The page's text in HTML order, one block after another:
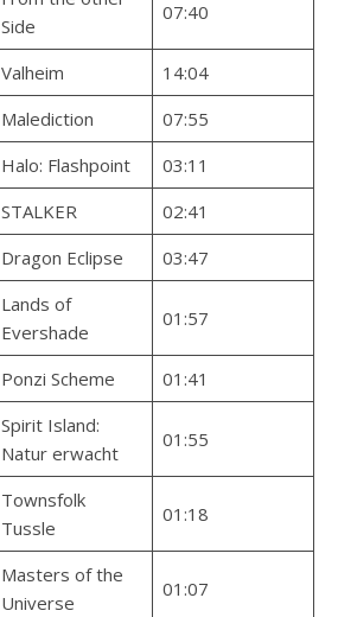
Side
07:40
Valheim
14:04
Malediction
07:55
Halo: Flashpoint
03:11
STALKER
02:41
Dragon Eclipse 03:47
Lands of
Evershade
01:57
Ponzi Scheme 01:41
Spirit Island:
Natur erwacht
01:55
Townsfolk
Tussle
01:18
Masters of the
Universe
01:07